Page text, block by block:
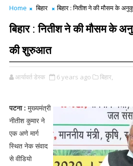
Home बिहार बिहार : नितीश ने की मौसम के
बिहार : नितीश ने की मौसम के
की शुरुआत
आर्यावर्त डेस्क 6 years ago बिहार,
पटना : मुख्यमंत्री
नीतीश कुमार ने
एक अणे मार्ग
स्थित नेक संवाद
से वीडियो